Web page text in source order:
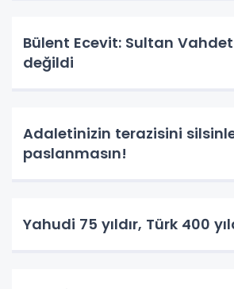
Bülent Ecevit: Sultan
değildi
Adaletinizin terazisini
paslanmasın!
Yahudi 75 yıldır, Türk 400